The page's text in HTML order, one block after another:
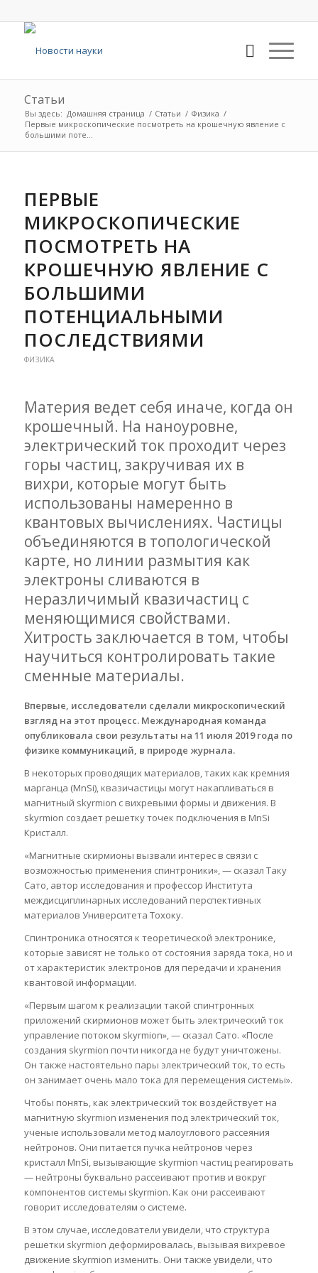
Статьи
Вы здесь: Домашняя страница / Статьи / Физика /
Первые микроскопические посмотреть на крошечную явление с
большими поте...
ПЕРВЫЕ
МИКРОСКОПИЧЕСКИЕ
ПОСМОТРЕТЬ НА
КРОШЕЧНУЮ ЯВЛЕНИЕ С
БОЛЬШИМИ
ПОТЕНЦИАЛЬНЫМИ
ПОСЛЕДСТВИЯМИ
ФИЗИКА
Материя ведет себя иначе, когда он
крошечный. На наноуровне,
электрический ток проходит через
горы частиц, закручивая их в
вихри, которые могут быть
использованы намеренно в
квантовых вычислениях. Частицы
объединяются в топологической
карте, но линии размытия как
электроны сливаются в
неразличимый квазичастиц с
меняющимися свойствами.
Хитрость заключается в том, чтобы
научиться контролировать такие
сменные материалы.
Впервые, исследователи сделали микроскопический
взгляд на этот процесс. Международная команда
опубликовала свои результаты на 11 июля 2019 года по
физике коммуникаций, в природе журнала.
В некоторых проводящих материалов, таких как кремния
марганца (MnSi), квазичастицы могут накапливаться в
магнитный skyrmion с вихревыми формы и движения. В
skyrmion создает решетку точек подключения в MnSi
Кристалл.
«Магнитные скирмионы вызвали интерес в связи с
возможностью применения спинтроники», — сказал Таку
Сато, автор исследования и профессор Института
междисциплинарных исследований перспективных
материалов Университета Тохоку.
Спинтроника относятся к теоретической электронике,
которые зависят не только от состояния заряда тока, но и
от характеристик электронов для передачи и хранения
квантовой информации.
«Первым шагом к реализации такой спинтронных
приложений скирмионов может быть электрический ток
управление потоком skyrmion», — сказал Сато. «После
создания skyrmion почти никогда не будут уничтожены.
Он также настоятельно пары электрический ток, то есть
он занимает очень мало тока для перемещения системы».
Чтобы понять, как электрический ток воздействует на
магнитную skyrmion изменения под электрический ток,
ученые использовали метод малоуглового рассеяния
нейтронов. Они питается пучка нейтронов через
кристалл MnSi, вызывающие skyrmion частиц реагировать
— нейтроны буквально рассеивают против и вокруг
компонентов системы skyrmion. Как они рассеивают
говорит исследователям о системе.
В этом случае, исследователи увидели, что структура
решетки skyrmion деформировалась, вызывая вихревое
движение skyrmion изменить. Они также увидели, что